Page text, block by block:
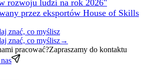
rozwoju ludzi na rok 2026"
przez eksportów House of Skills
znać, co myślisz
znać, co myślisz→
pracować?Zapraszamy do kontaktu